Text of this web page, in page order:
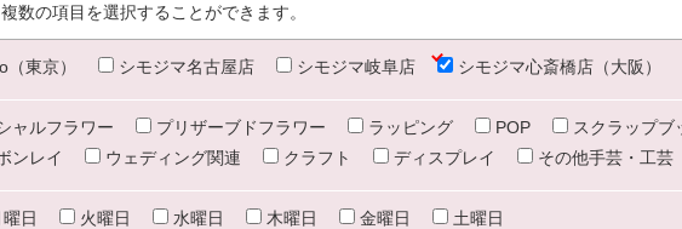
数の項目を選択することができます。
東京） シモジマ名古屋店 シモジマ岐阜店 シモジマ心斎橋店（大阪）
ャルフラワー プリザーブドフラワー ラッピング POP
スクラップブ
ンレイ
ウェディング関連 クラフト ディスプレイ その他手芸・工芸
曜日 火曜日 水曜日 木曜日 金曜日 土曜日